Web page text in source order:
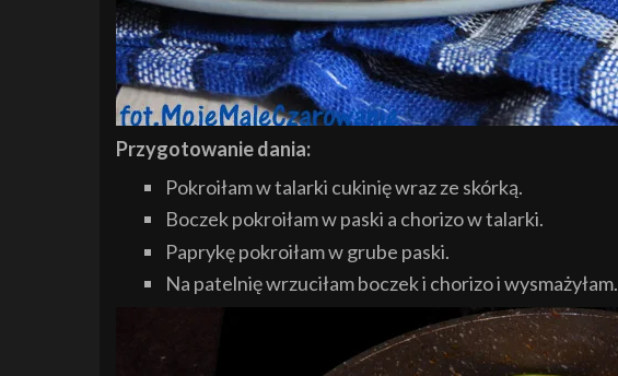
Przygotowanie dania:
Pokroiłam w talarki cukinię wraz ze skórką.
Boczek pokroiłam w paski a chorizo w talarki.
Paprykę pokroiłam w grube paski.
Na patelnię wrzuciłam boczek i chorizo i wysmażyłam.